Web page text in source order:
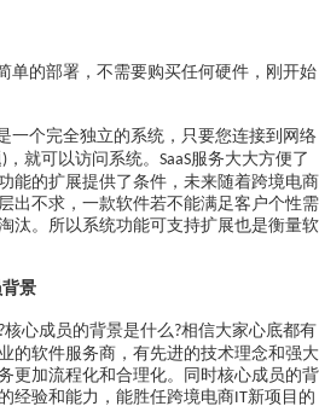
单的部署，不需要购买任何硬件，刚开始
一个完全独立的系统，只要您连接到网络
) ，就可以访问系统。 SaaS服务大大方便了
能的扩展提供了条件，未来随着跨境电商
出不求，一款软件若不能满足客户个性需
汰。所以系统功能可支持扩展也是衡量软
景
?核心成员的背景是什么?相信大家心底都有
的软件服务商，有先进的技术理念和强大
更加流程化和合理化。同时核心成员的背
经验和能力，能胜任跨境电商IT新项目的